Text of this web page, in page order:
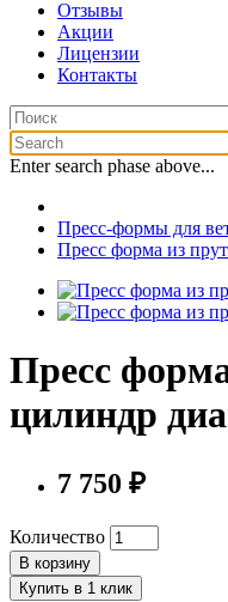
Отзывы
Акции
Лицензии
Контакты
Enter search phase above...
Пресс-формы для
Пресс форма из
Пресс
цилиндр
7 750 ₽
Количество
В корзину
Купить в 1 клик